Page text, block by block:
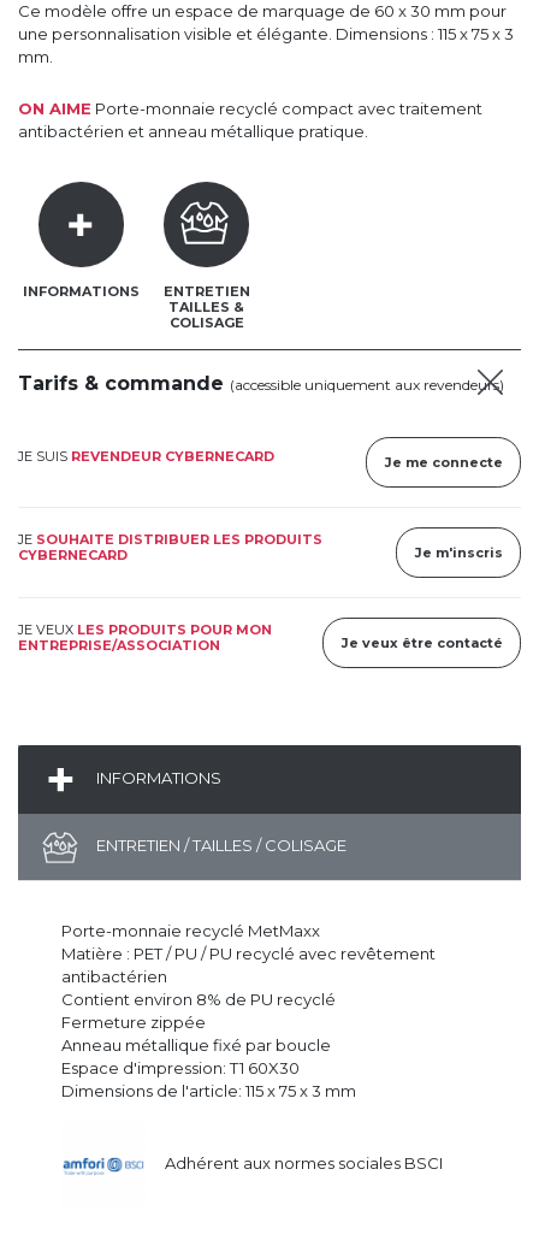
Ce modèle offre un espace de marquage de 60 x 30 mm pour
une personnalisation visible et élégante. Dimensions : 115 x 75 x 3
mm.
ON AIME Porte-monnaie recyclé compact avec traitement
antibactérien et anneau métallique pratique.
INFORMATIONS
ENTRETIEN
TAILLES &
COLISAGE
Tarifs & commande (accessible uniquement aux revendeurs)
JE SUIS REVENDEUR CYBERNECARD Je me connecte
JE SOUHAITE DISTRIBUER LES PRODUITS
CYBERNECARD
Je m'inscris
JE VEUX LES PRODUITS POUR MON
ENTREPRISE/ASSOCIATION
Je veux être contacté
INFORMATIONS
ENTRETIEN / TAILLES / COLISAGE
Porte-monnaie recyclé MetMaxx
Matière : PET / PU / PU recyclé avec revêtement
antibactérien
Contient environ 8% de PU recyclé
Fermeture zippée
Anneau métallique fixé par boucle
Espace d'impression: T1 60X30
Dimensions de l'article: 115 x 75 x 3 mm
Adhérent aux normes sociales BSCI